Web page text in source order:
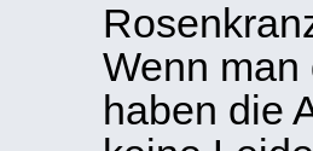
Wenn
haben die